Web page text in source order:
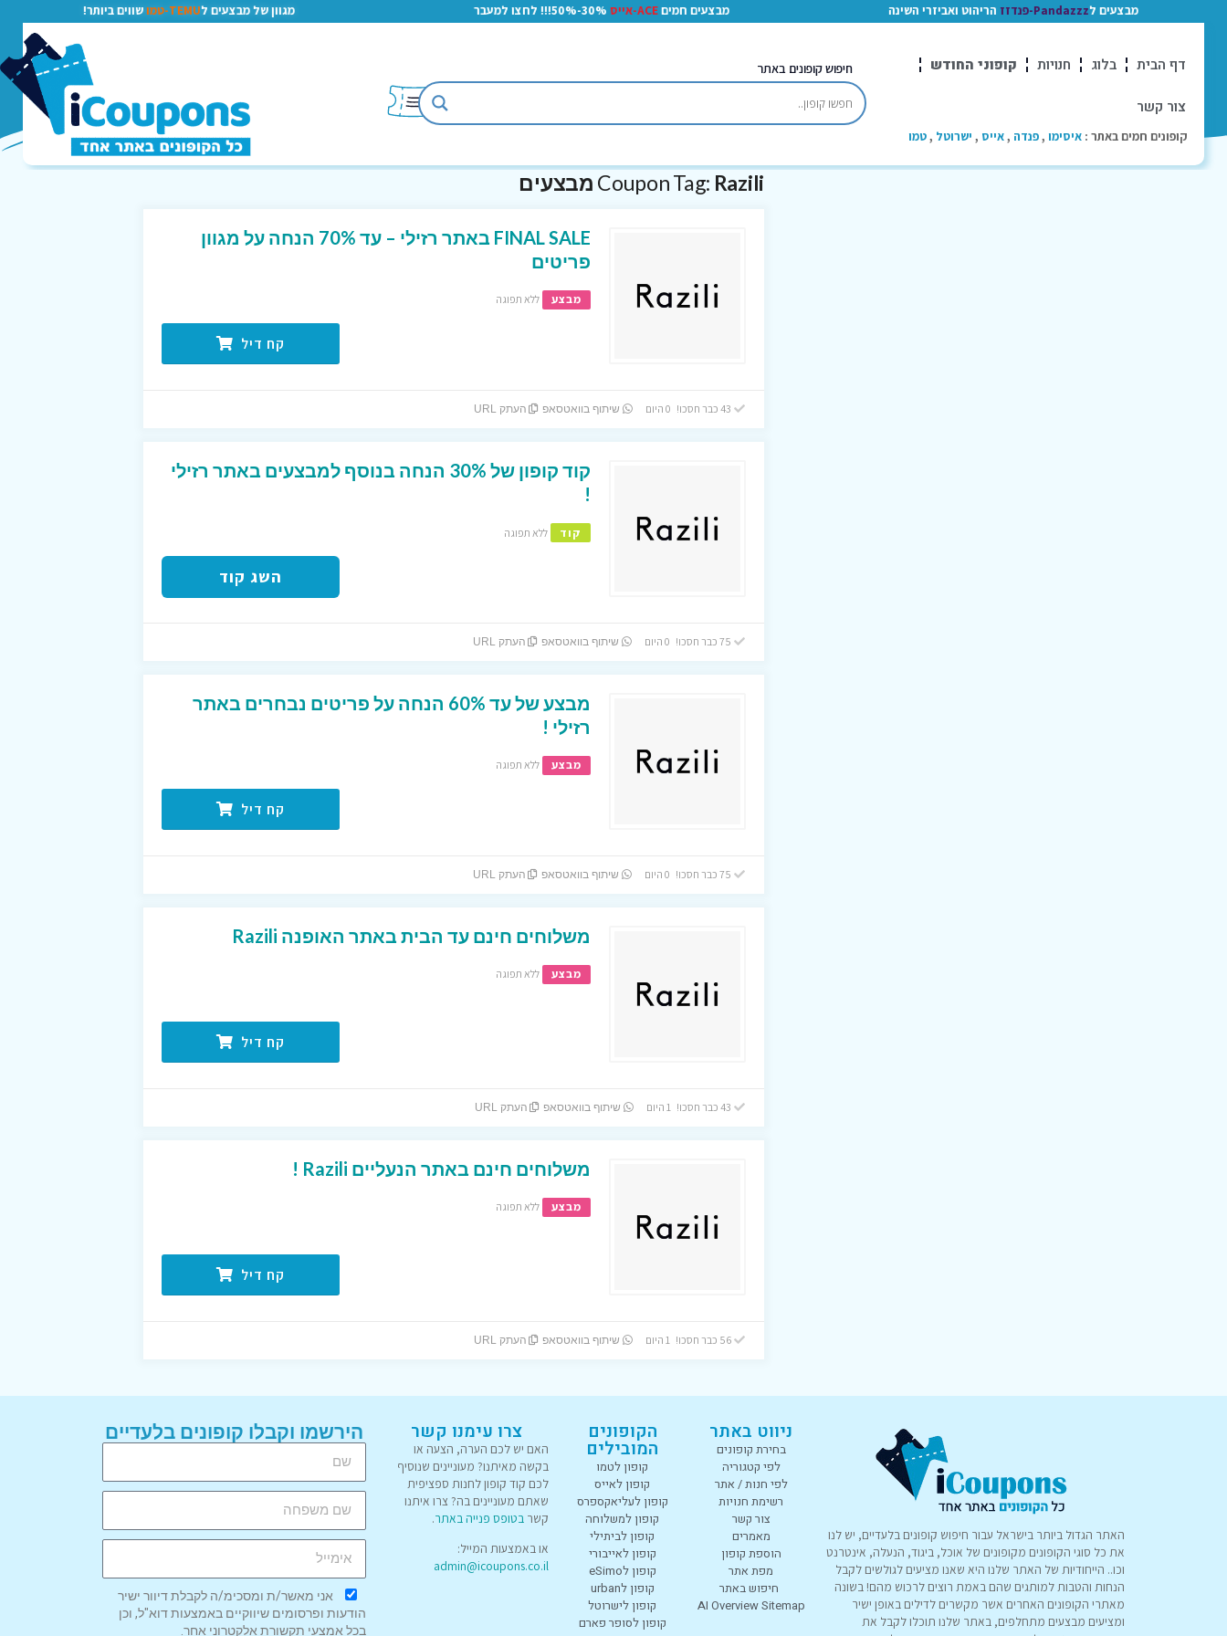
מבצעים ל Pandazzz-פנדזז הריהוט ואביזרי השינה מבצעים חמיםACE-אייס 30%-50%!!! לחצו למעבר מגוון של מבצעים ל TEMU-טמו שווים ביותר!
דף הבית בלוג חנויות קופוני החודש
צור קשר
קופונים חמים באתר : איסימו ,פנדה ,אייס , ישרוטל ,טמו
חיפוש קופונים באתר
Coupon Tag: Razili מבצעים
FINAL SALE באתר רזילי – עד 70% הנחה על מגוון
פריטים
מבצע ללא תפוגה
קח דיל
שיתוף בוואטסאפ העתק URL
קוד קופון של 30% הנחה בנוסף למבצעים באתר רזילי
!
קוד ללא תפוגה
השג קוד
שיתוף בוואטסאפ העתק URL
מבצע של עד 60% הנחה על פריטים נבחרים באתר
רזילי !
מבצע ללא תפוגה
קח דיל
שיתוף בוואטסאפ העתק URL
משלוחים חינם עד הבית באתר האופנה Razili
מבצע ללא תפוגה
קח דיל
שיתוף בוואטסאפ העתק URL
משלוחים חינם באתר הנעליים Razili !
מבצע ללא תפוגה
קח דיל
56 כבר חסכו! 1 היום שיתוף בוואטסאפ העתק URL
האתר הגדול ביותר בישראל עבור חיפוש קופונים בלעדיים, יש לנו
את כל סוגי הקופונים מקופונים של אוכל, ביגוד, הנעלה, אינטרנט
וכו.. הייחודיות של האתר שלנו היא שאנו מציעים לגולשים לקבל
הנחות והטבות למותגים שהם באמת רוצים לרכוש מהם! בשונה
מאתרי הקופונים האחרים אשר מקשרים לדילים באופן ישיר
ומציעים מבצעים מתחלפים, באתר שלנו תוכלו לקבל את
ניווט באתר
בחירת קופונים
לפי קטגוריה
לפי חנות / אתר
רשימת חנויות
צור קשר
מאמרים
הוספת קופון
מפת אתר
חיפוש באתר
AI Overview Sitemap
הקופונים
המובילים
קופון לטמו
קופון לאייס
קופון לעליאקספרס
קופון למשלוחה
קופון לביתילי
קופון לאייבורי
קופון לeSimo
קופון לurban
קופון לישרוטל
קופון לסופר פארם
צרו עימנו קשר
האם יש לכם הערה, הצעה או
בקשה מאיתנו? מעוניינים שנוסיף
לכם קוד קופון לחנות ספציפית
שאתם מעוניינים בה? צרו איתנו
קשר בטופס פנייה באתר.
או באמצעות המייל:
admin@icoupons.co.il
הירשמו וקבלו קופונים בלעדיים
אני מאשר/ת ומסכימ/ה לקבלת דיוור ישיר
הודעות ופרסומים שיווקיים באמצעות דוא"ל, וכן
בכל אמצעי תקשורת אלקטרוני אחר.